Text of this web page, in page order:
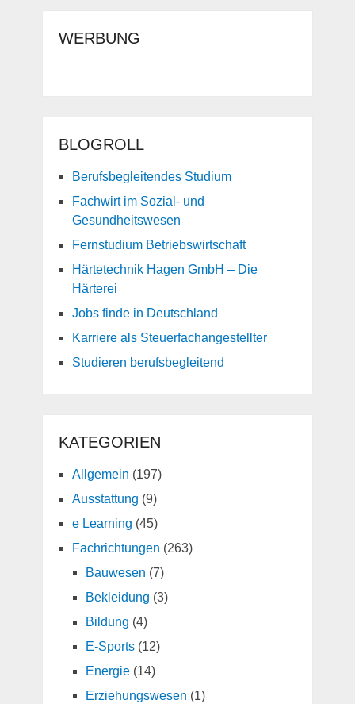
WERBUNG
BLOGROLL
Berufsbegleitendes Studium
Fachwirt im Sozial- und
Gesundheitswesen
Fernstudium Betriebswirtschaft
Härtetechnik Hagen GmbH – Die
Härterei
Jobs finde in Deutschland
Karriere als Steuerfachangestellter
Studieren berufsbegleitend
KATEGORIEN
Allgemein (197)
Ausstattung (9)
e Learning (45)
Fachrichtungen (263)
Bauwesen (7)
Bekleidung (3)
Bildung (4)
E-Sports(12)
Energie(14)
Erziehungswesen (1)